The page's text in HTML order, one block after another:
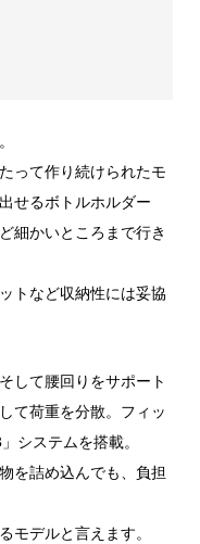
って作り続けられたモ
せるボトルホルダー
細かいところまで行き
トなど収納性には妥協
して腰回りをサポート
て荷重を分散。フィッ
システムを搭載。
を詰め込んでも、負担
モデルと言えます。